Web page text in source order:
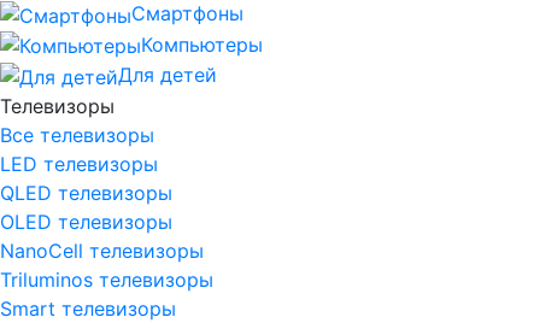
Смартфоны
Компьютеры
Для детей
Телевизоры
Все телевизоры
LED телевизоры
QLED телевизоры
OLED телевизоры
NanoCell телевизоры
Triluminos телевизоры
Smart телевизоры